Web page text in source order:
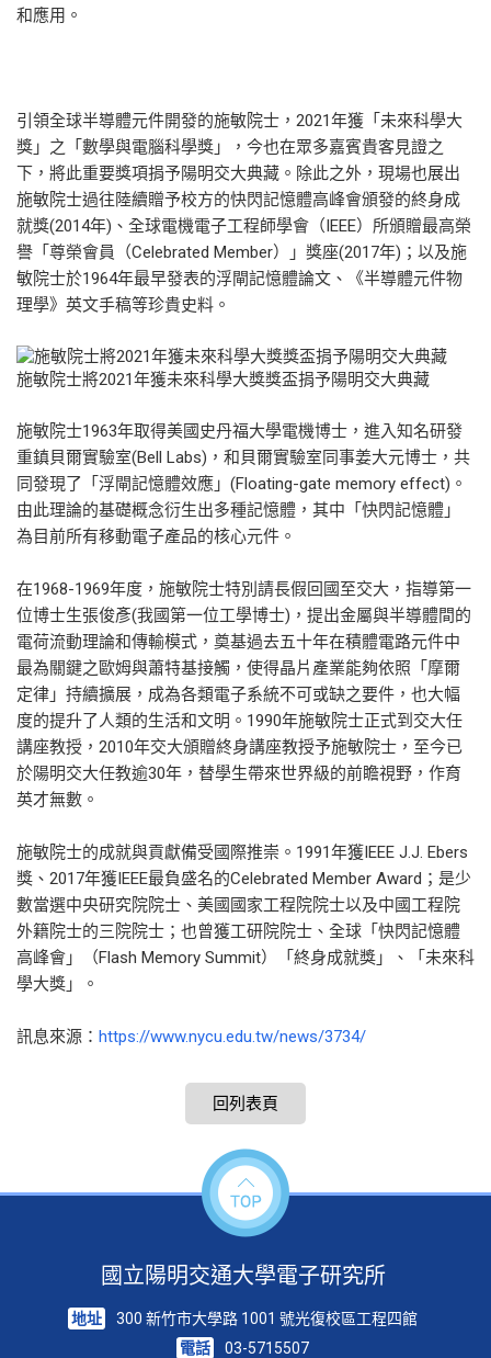
和應用。
引領全球半導體元件開發的施敏院士，2021年獲「未來科學大
獎」之「數學與電腦科學獎」，今也在眾多嘉賓貴客見證之
下，將此重要獎項捐予陽明交大典藏。除此之外，現場也展出
施敏院士過往陸續贈予校方的快閃記憶體高峰會頒發的終身成
就獎(2014年)、全球電機電子工程師學會（IEEE）所頒贈最高榮
譽「尊榮會員（Celebrated Member）」獎座(2017年)；以及施
敏院士於1964年最早發表的浮閘記憶體論文、《半導體元件物
理學》英文手稿等珍貴史料。
施敏院士將2021年獲未來科學大獎獎盃捐予陽明交大典藏
施敏院士1963年取得美國史丹福大學電機博士，進入知名研發
重鎮貝爾實驗室(Bell Labs)，和貝爾實驗室同事姜大元博士，共
同發現了「浮閘記憶體效應」(Floating-gate memory effect)。
由此理論的基礎概念衍生出多種記憶體，其中「快閃記憶體」
為目前所有移動電子產品的核心元件。
在1968-1969年度，施敏院士特別請長假回國至交大，指導第一
位博士生張俊彥(我國第一位工學博士)，提出金屬與半導體間的
電荷流動理論和傳輸模式，奠基過去五十年在積體電路元件中
最為關鍵之歐姆與蕭特基接觸，使得晶片產業能夠依照「摩爾
定律」持續擴展，成為各類電子系統不可或缺之要件，也大幅
度的提升了人類的生活和文明。1990年施敏院士正式到交大任
講座教授，2010年交大頒贈終身講座教授予施敏院士，至今已
於陽明交大任教逾30年，替學生帶來世界級的前瞻視野，作育
英才無數。
施敏院士的成就與貢獻備受國際推崇。1991年獲IEEE J.J. Ebers
獎、2017年獲IEEE最負盛名的Celebrated Member Award；是少
數當選中央研究院院士、美國國家工程院院士以及中國工程院
外籍院士的三院院士；也曾獲工研院院士、全球「快閃記憶體
高峰會」（Flash Memory Summit）「終身成就獎」、「未來科
學大獎」。
訊息來源： https://www.nycu.edu.tw/news/3734/
回列表頁
國立陽明交通大學電子研究所
地址
300 新竹市大學路 1001 號光復校區工程四館
電話
03-5715507